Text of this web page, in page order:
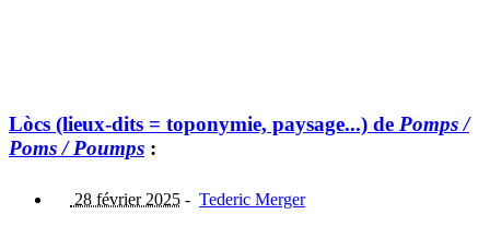
Lòcs (lieux-dits = toponymie, paysage...) de Pomps /
Poms / Poumps :
28 février 2025 - Tederic Merger